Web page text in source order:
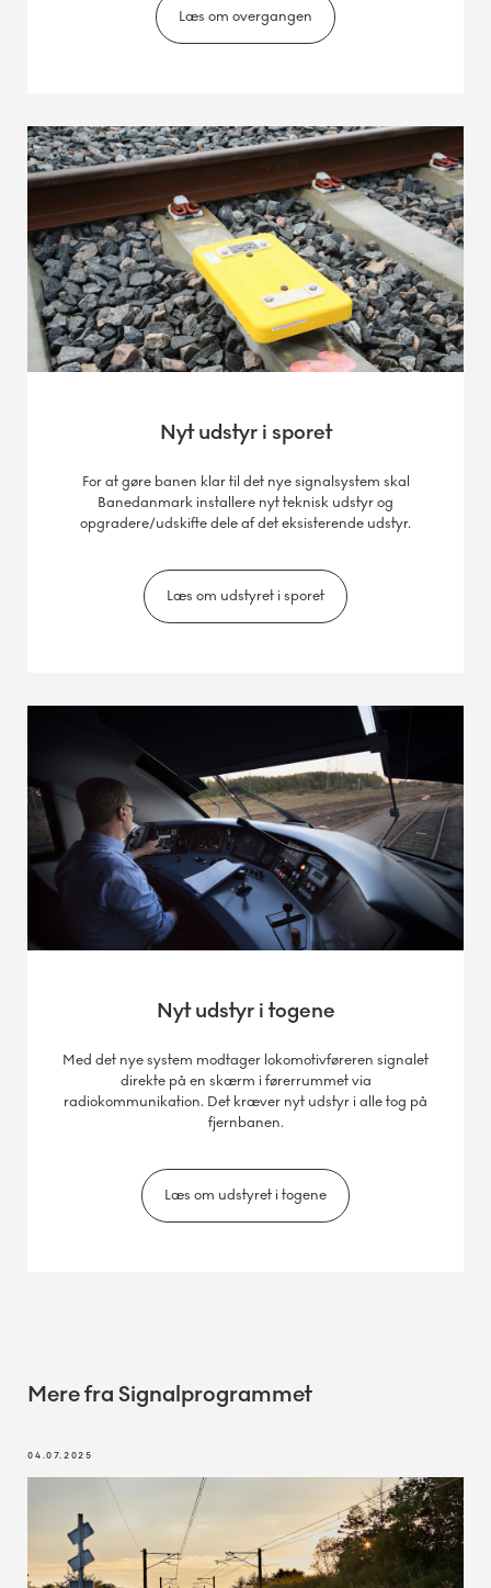
13.-16. marts
Overkørsel åben i én vejbane.
Assensvej (Stenstrup Syd)
27. marts-1. april
Overkørsel totalspærret. Omkørsel
Overkørsel totalspærret. Omkørsel
Skovalléen (Fruens Bøge)
Overkørsel totalspærret. Omkørsel.
Energivej (Odense S)
Lindvedvej (Lindved)
Læs om overgangen
Nyt udstyr i sporet
For at gøre banen klar til det nye signalsystem skal
Banedanmark installere nyt teknisk udstyr og
opgradere/udskifte dele af det eksisterende udstyr.
Læs om udstyret i sporet
Nyt udstyr i togene
Med det nye system modtager lokomotivføreren signalet
direkte på en skærm i førerrummet via
radiokommunikation. Det kræver nyt udstyr i alle tog på
fjernbanen.
Læs om udstyret i togene
Mere fra Signalprogrammet
04.07.2025